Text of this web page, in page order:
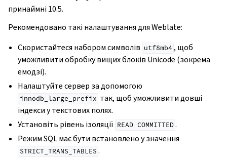
принаймні 10.5.
Рекомендовано такі налаштування для Weblate:
Скористайтеся набором символів utf8mb4 , щоб
уможливити обробку вищих блоків Unicode (зокрема
емодзі).
Налаштуйте сервер за допомогою
innodb_large_prefix так, щоб уможливити довші
індекси у текстових полях.
Установіть рівень ізоляції READ COMMITTED .
Режим SQL має бути встановлено у значення
STRICT_TRANS_TABLES .